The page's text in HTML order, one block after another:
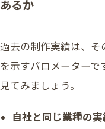
あるか
過去の制作実績は、そ
を示すバロメーターで
見てみましょう。
自社と同じ業種の